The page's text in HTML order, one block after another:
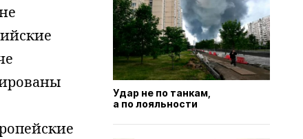
Удар не по танкам,
а по лояльности